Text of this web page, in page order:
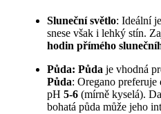
Sluneční světlo: Ideální
snese však i lehký stín.
hodin přímého
Půda: Půda je vhodná
Půda: Oregano preferuje
pH 5-6 (mírně kyselá).
bohatá půda může jeho